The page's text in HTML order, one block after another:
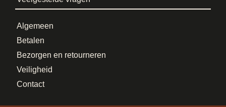
Algemeen
Betalen
Bezorgen en retourneren
Veiligheid
Contact